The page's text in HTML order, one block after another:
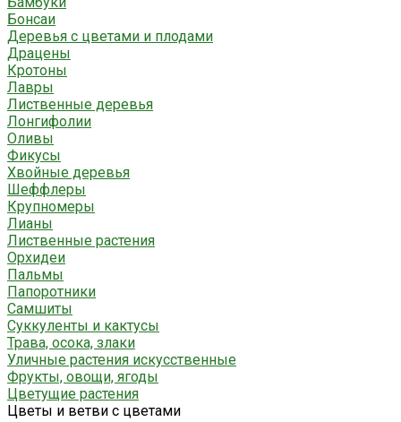
Бонсаи
Деревья с цветами и плодами
Драцены
Кротоны
Лавры
Лиственные деревья
Лонгифолии
Оливы
Фикусы
Хвойные деревья
Шеффлеры
Крупномеры
Лианы
Лиственные растения
Орхидеи
Пальмы
Папоротники
Самшиты
Суккуленты и кактусы
Трава, осока, злаки
Уличные растения искусственные
Фрукты, овощи, ягоды
Цветущие растения
Цветы и ветви с цветами